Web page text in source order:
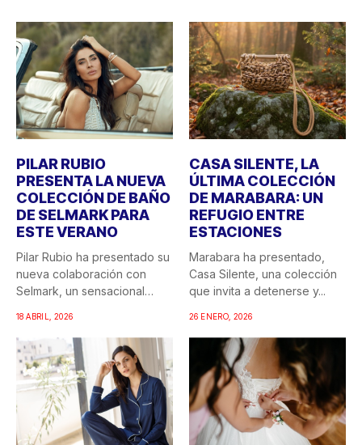
PILAR RUBIO
PRESENTA LA NUEVA
COLECCIÓN DE BAÑO
DE SELMARK PARA
ESTE VERANO
Pilar Rubio ha presentado su
nueva colaboración con
Selmark, un sensacional
18 ABRIL, 2026
CASA SILENTE, LA
ÚLTIMA COLECCIÓN
DE MARABARA: UN
REFUGIO ENTRE
ESTACIONES
Marabara ha presentado,
Casa Silente, una colección
que invita a detenerse y...
26 ENERO, 2026